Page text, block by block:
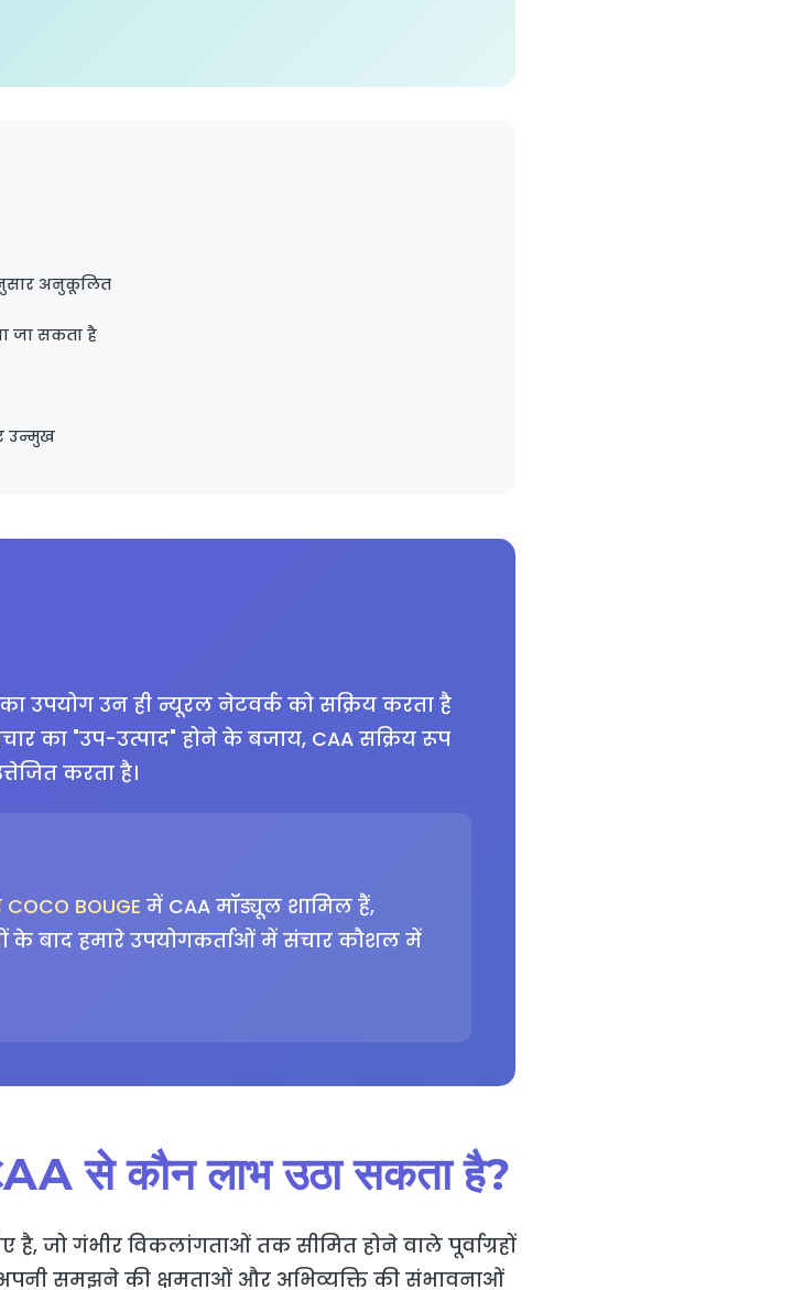
अनुकूलित
जा सकता है
उन्मुख
उपयोग उन ही न्यूरल नेटवर्क को सक्रिय करता है
का "उप-उत्पाद" होने के बजाय, CAA सक्रिय रूप
करता है।
BOUGE में CAA मॉड्यूल शामिल हैं,
के बाद हमारे उपयोगकर्ताओं में संचार कौशल में
से कौन लाभ उठा सकता है?
जो गंभीर विकलांगताओं तक सीमित होने वाले पूर्वाग्रहों
समझने की क्षमताओं और अभिव्यक्ति की संभावनाओं